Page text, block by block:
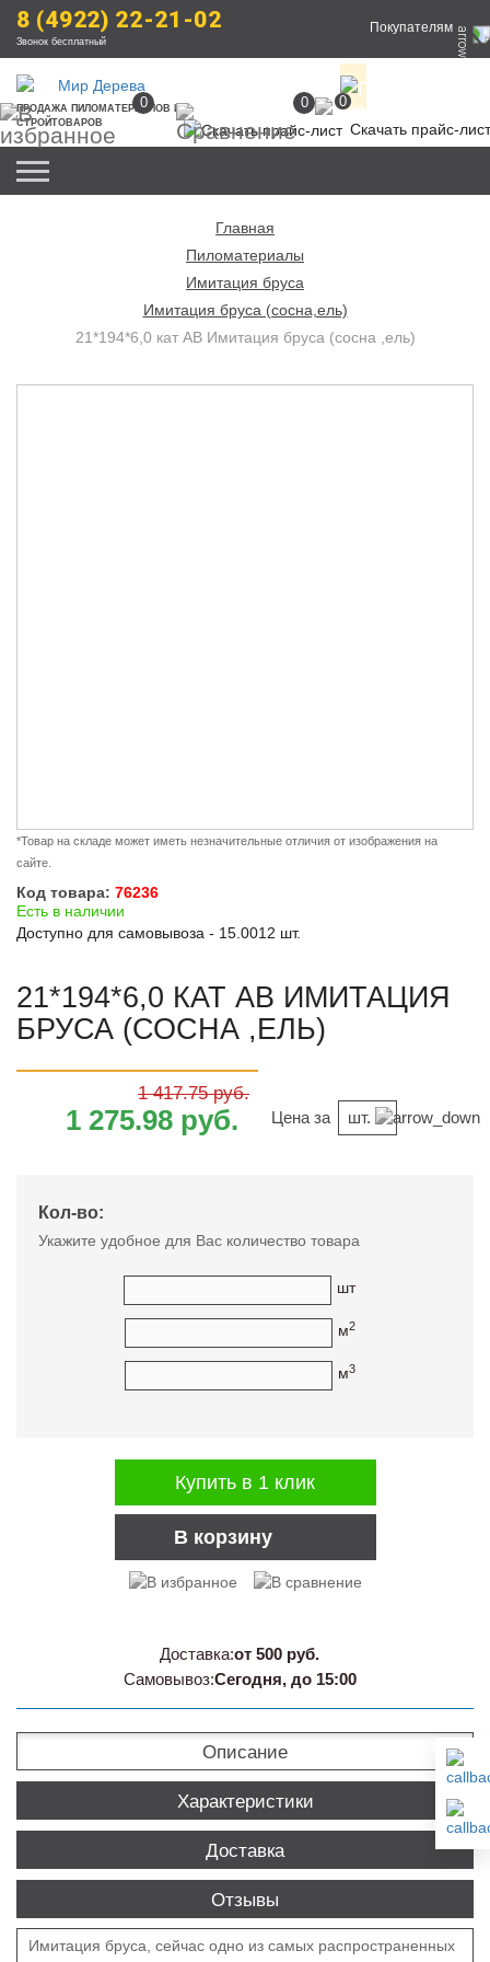
8 (4922) 22-21-02
Звонок бесплатный
Покупателям
ПРОДАЖА ПИЛОМАТЕРИАЛОВ И
СТРОЙТОВАРОВ
Скачать прайс-лист
0 0 0
Главная
Пиломатериалы
Имитация бруса
Имитация бруса (сосна,ель)
21*194*6,0 кат АВ Имитация бруса (сосна ,ель)
*Товар на складе может иметь незначительные отличия от изображения на
сайте.
Код товара: 76236
Есть в наличии
Доступно для самовывоза - 15.0012 шт.
21*194*6,0 КАТ АВ ИМИТАЦИЯ
БРУСА (СОСНА ,ЕЛЬ)
1 417.75 руб.
1 275.98 руб. Цена за шт.
Кол-во:
Укажите удобное для Вас количество товара
шт
м2
м3
В корзину
Купить в 1 клик
Доставка:от 500 руб.
Самовывоз:Сегодня, до 15:00
Описание
Характеристики
Доставка
Отзывы
Имитация бруса, сейчас одно из самых распространенных